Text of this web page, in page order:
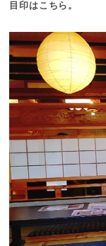
目印はこちら。